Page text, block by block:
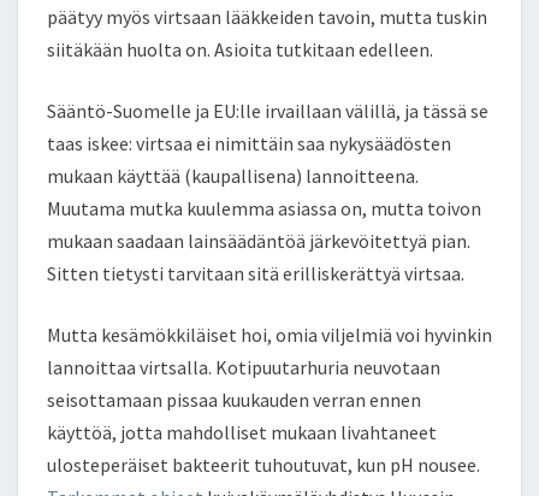
päätyy myös virtsaan lääkkeiden tavoin, mutta tuskin
siitäkään huolta on. Asioita tutkitaan edelleen.
Sääntö-Suomelle ja EU:lle irvaillaan välillä, ja tässä se
taas iskee: virtsaa ei nimittäin saa nykysäädösten
mukaan käyttää (kaupallisena) lannoitteena.
Muutama mutka kuulemma asiassa on, mutta toivon
mukaan saadaan lainsäädäntöä järkevöitettyä pian.
Sitten tietysti tarvitaan sitä erilliskerättyä virtsaa.
Mutta kesämökkiläiset hoi, omia viljelmiä voi hyvinkin
lannoittaa virtsalla. Kotipuutarhuria neuvotaan
seisottamaan pissaa kuukauden verran ennen
käyttöä, jotta mahdolliset mukaan livahtaneet
ulosteperäiset bakteerit tuhoutuvat, kun pH nousee.